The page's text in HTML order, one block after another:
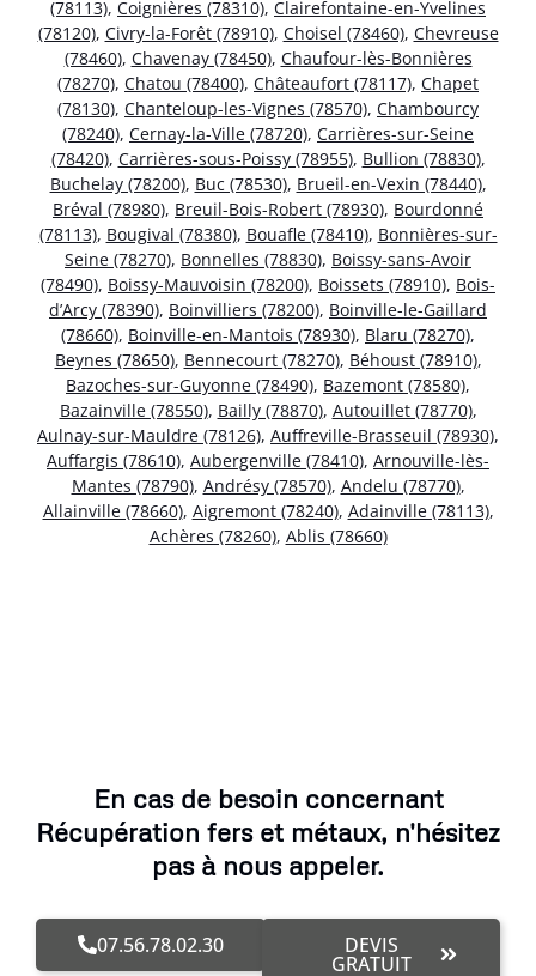
(78113), Coignières (78310), Clairefontaine-en-Yvelines
(78120), Civry-la-Forêt (78910), Choisel (78460), Chevreuse
(78460), Chavenay (78450), Chaufour-lès-Bonnières
(78270), Chatou (78400), Châteaufort (78117), Chapet
(78130), Chanteloup-les-Vignes (78570), Chambourcy
(78240), Cernay-la-Ville (78720), Carrières-sur-Seine
(78420), Carrières-sous-Poissy (78955), Bullion (78830),
Buchelay (78200), Buc (78530), Brueil-en-Vexin (78440),
Bréval (78980), Breuil-Bois-Robert (78930), Bourdonné
(78113), Bougival (78380), Bouafle (78410), Bonnières-sur-
Seine (78270), Bonnelles (78830), Boissy-sans-Avoir
(78490), Boissy-Mauvoisin (78200), Boissets (78910), Bois-
d’Arcy (78390), Boinvilliers (78200), Boinville-le-Gaillard
(78660), Boinville-en-Mantois (78930), Blaru (78270),
Beynes (78650), Bennecourt (78270), Béhoust (78910),
Bazoches-sur-Guyonne (78490), Bazemont (78580),
Bazainville (78550), Bailly (78870), Autouillet (78770),
Aulnay-sur-Mauldre (78126), Auffreville-Brasseuil (78930),
Auffargis (78610), Aubergenville (78410), Arnouville-lès-
Mantes (78790), Andrésy (78570), Andelu (78770),
Allainville (78660), Aigremont (78240), Adainville (78113),
Achères (78260), Ablis (78660)
En cas de besoin concernant
Récupération fers et métaux, n'hésitez
pas à nous appeler.
07.56.78.02.30 DEVIS
GRATUIT